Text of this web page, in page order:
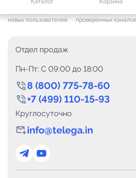
новых пользователей проверенных каналов
Отдел продаж
Пн-Пт: C 09:00 до 18:00
8 (800) 775-78-60
+7 (499) 110-15-93
Круглосуточно
info@telega.in